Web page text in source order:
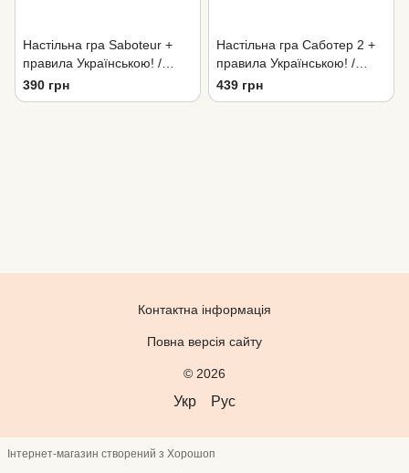
Настільна гра Saboteur +
правила Українською! /
Саботер / Гноми шкідники
390 грн
Настільна гра Саботер 2 +
правила Українською! /
Saboteur 2 / Гноми
Шкідники 2
439 грн
Контактна інформація
Повна версія сайту
© 2026
Укр Рус
Інтернет-магазин створений з Хорошоп